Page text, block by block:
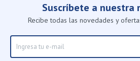
Suscríbete a nuestra
Recibe todas las novedades y